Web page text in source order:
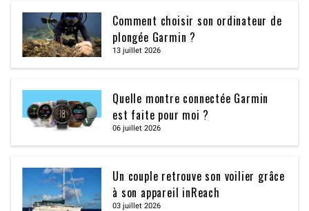
Comment choisir son ordinateur de
plongée Garmin ?
13 juillet 2026
Quelle montre connectée Garmin
est faite pour moi ?
06 juillet 2026
Un couple retrouve son voilier grâce
à son appareil inReach
03 juillet 2026